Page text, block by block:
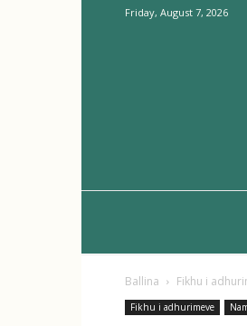
Friday, August 7, 2026
Ballina Fikhu i
Fikhu i adhurimeve